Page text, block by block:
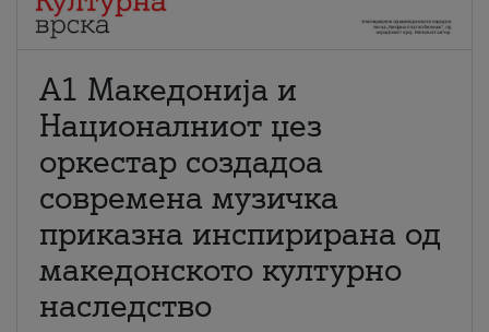
А1 Македонија и
Националниот џез
оркестар создадоа
современа музичка
приказна инспирирана од
македонското културно
наследство